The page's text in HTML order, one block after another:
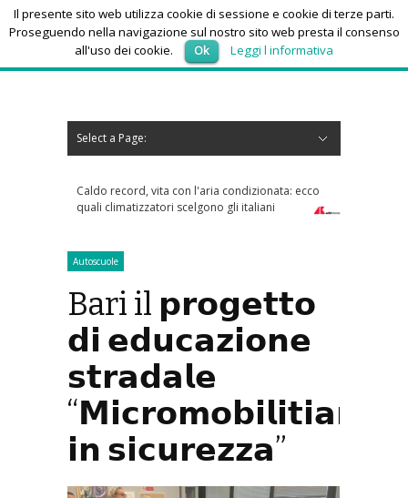
venerdì 7, Agosto 2026
Select a Page:
vita con l'aria condizionata: ecco
scelgono gli italiani
Tra bambini e ragazzi in
psicofarmaci, consumi triplicati
Autoscuole
Bari il 𝗽𝗿𝗼𝗴𝗲𝘁𝘁𝗼
𝗱𝗶 𝗲𝗱𝘂𝗰𝗮𝘇𝗶𝗼𝗻𝗲
𝘀𝘁𝗿𝗮𝗱𝗮𝗹𝗲
𝗶𝗻 𝘀𝗶𝗰𝘂𝗿𝗲𝘇𝘇𝗮”
Il presente sito web utilizza cookie di sessione e cookie di terze parti.
Proseguendo nella navigazione sul nostro sito web presta il consenso
all'uso dei cookie.
Ok Leggi l informativa